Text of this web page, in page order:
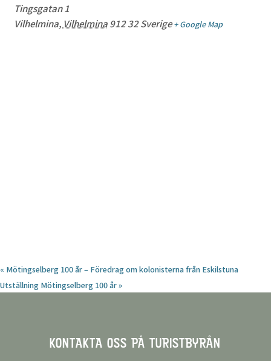
Tingsgatan 1
Vilhelmina, Vilhelmina 912 32 Sverige + Google Map
« Mötingselberg 100 år – Föredrag om kolonisterna från Eskilstuna
Utställning Mötingselberg 100 år»
KONTAKTA OSS PÅ TURISTBYRÅN